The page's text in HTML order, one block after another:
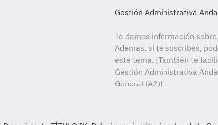
Gestión Administrativa
Te damos información
Además, si te suscribes,
este tema. ¡También te
Gestión Administrativa
General (A2)!